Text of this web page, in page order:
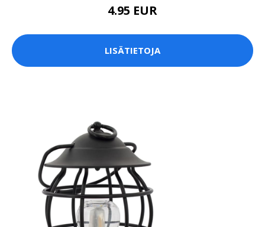
4.95 EUR
LISÄTIETOJA